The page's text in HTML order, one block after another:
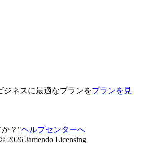
ジネスに最適なプランをプランを見
か？"ヘルプセンターへ
2026 Jamendo Licensing